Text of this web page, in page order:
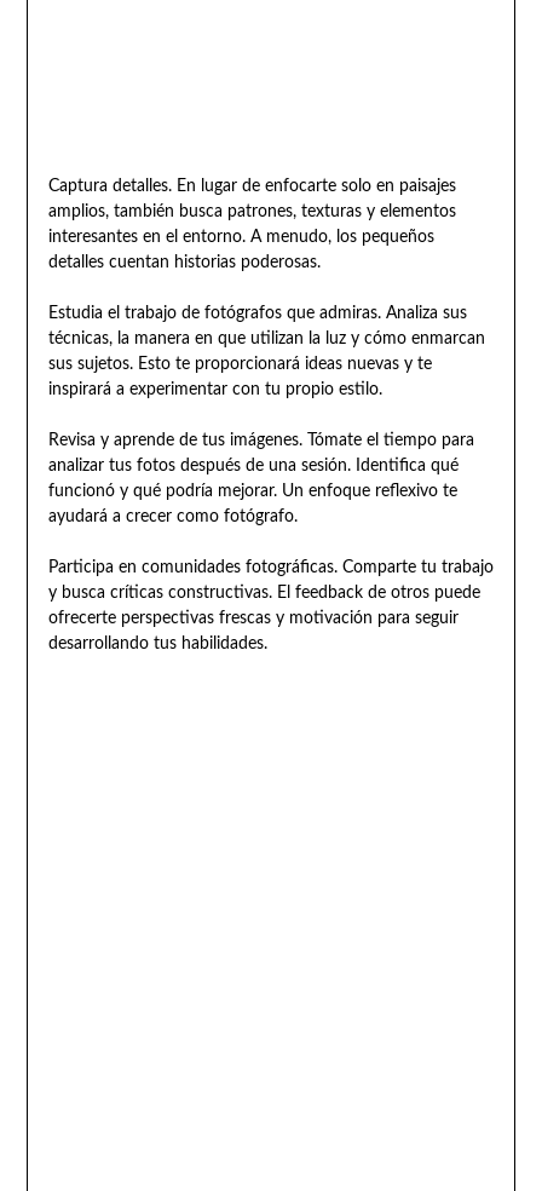
Captura detalles. En lugar de enfocarte solo en paisajes
amplios, también busca patrones, texturas y elementos
interesantes en el entorno. A menudo, los pequeños
detalles cuentan historias poderosas.
Estudia el trabajo de fotógrafos que admiras. Analiza sus
técnicas, la manera en que utilizan la luz y cómo enmarcan
sus sujetos. Esto te proporcionará ideas nuevas y te
inspirará a experimentar con tu propio estilo.
Revisa y aprende de tus imágenes. Tómate el tiempo para
analizar tus fotos después de una sesión. Identifica qué
funcionó y qué podría mejorar. Un enfoque reflexivo te
ayudará a crecer como fotógrafo.
Participa en comunidades fotográficas. Comparte tu trabajo
y busca críticas constructivas. El feedback de otros puede
ofrecerte perspectivas frescas y motivación para seguir
desarrollando tus habilidades.